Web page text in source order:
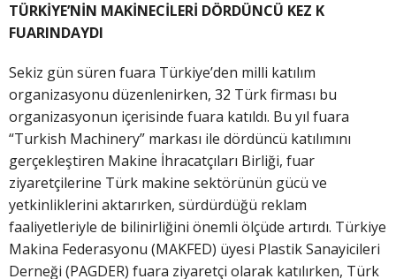
TÜRKİYE’NİN MAKİNECİLERİ DÖRDÜNCÜ KEZ K
FUARINDAYDI
Sekiz gün süren fuara Türkiye’den milli katılım
organizasyonu düzenlenirken, 32 Türk firması bu
organizasyonun içerisinde fuara katıldı. Bu yıl fuara
“Turkish Machinery” markası ile dördüncü katılımını
gerçekleştiren Makine İhracatçıları Birliği, fuar
ziyaretçilerine Türk makine sektörünün gücü ve
yetkinliklerini aktarırken, sürdürdüğü reklam
faaliyetleriyle de bilinirliğini önemli ölçüde artırdı. Türkiye
Makina Federasyonu (MAKFED) üyesi Plastik Sanayicileri
Derneği (PAGDER) fuara ziyaretçi olarak katılırken, Türk